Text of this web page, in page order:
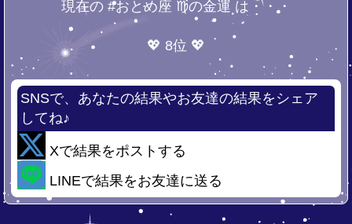
現在の #おとめ座 ♍の金運 は・・・
💖 8位 💖
SNSで、あなたの結果やお友達の結果をシェア
してね♪
Xで結果をポストする
LINEで結果をお友達に送る